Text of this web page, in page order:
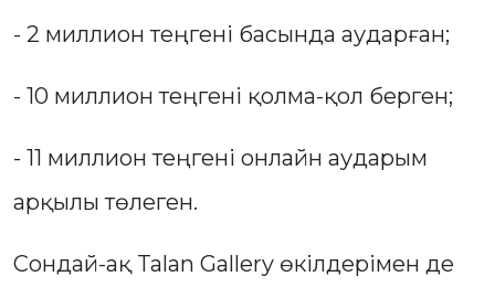
- 2 миллион теңгені басында аударған;
- 10 миллион теңгені қолма-қол берген;
- 11 миллион теңгені онлайн аударым
арқылы төлеген.
Сондай-ақ Talan Gallery өкілдерімен де